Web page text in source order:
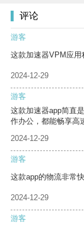
评论
游客
这款加速器VPM应用
2024-12-29
游客
这款加速器app简直
作办公，都能畅享高
2024-12-29
游客
这款app的物流非常
2024-12-29
游客